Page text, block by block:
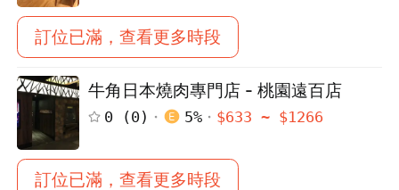
訂位已滿，查看更多時段
牛角日本燒肉專門店 - 桃園遠百店
0 (0 ) 5% $633 ~ $1266
訂位已滿，查看更多時段